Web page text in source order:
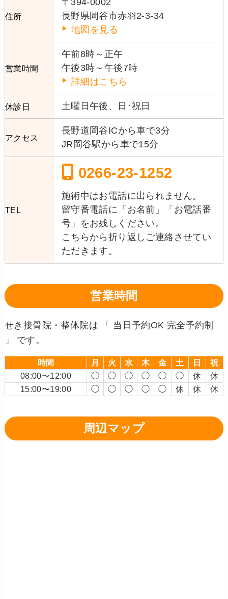
住所
〒394-0002
長野県岡谷市赤羽2-3-34
地図を見る
営業時間
午前8時～正午
午後3時～午後7時
詳細はこちら
休診日 土曜日午後、日･祝日
アクセス
長野道岡谷ICから車で3分
JR岡谷駅から車で15分
TEL
0266-23-1252
施術中はお電話に出られません。
留守番電話に「お名前」「お電話番
号」をお残しください。
こちらから折り返しご連絡させてい
ただきます。
営業時間
せき接骨院・整体院は 「 当日予約OK 完全予約制
」 です。
時間 月 火 水 木 金 土 日
祝
08:00〜12:00
◯ ◯ ◯ ◯ ◯ ◯ 休
休
15:00〜19:00
◯ ◯ ◯ ◯ ◯ 休 休 休
周辺マップ